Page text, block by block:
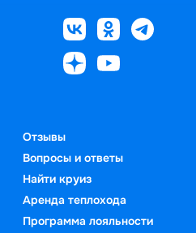
Отзывы
Вопросы и ответы
Найти круиз
Аренда теплохода
Программа лояльности